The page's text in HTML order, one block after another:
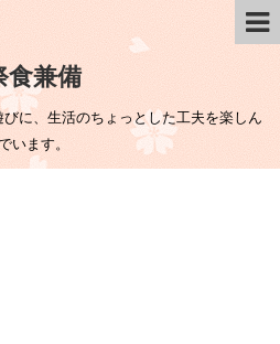
食兼備
に、生活のちょっとした工夫を楽しん
います。